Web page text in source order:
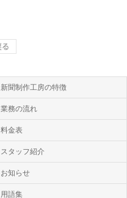
新聞制作工房の特徴
業務の流れ
料金表
スタッフ紹介
お知らせ
用語集